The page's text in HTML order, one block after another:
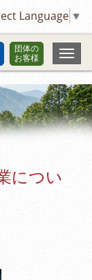
Language ▼
団体の
お客様
につい